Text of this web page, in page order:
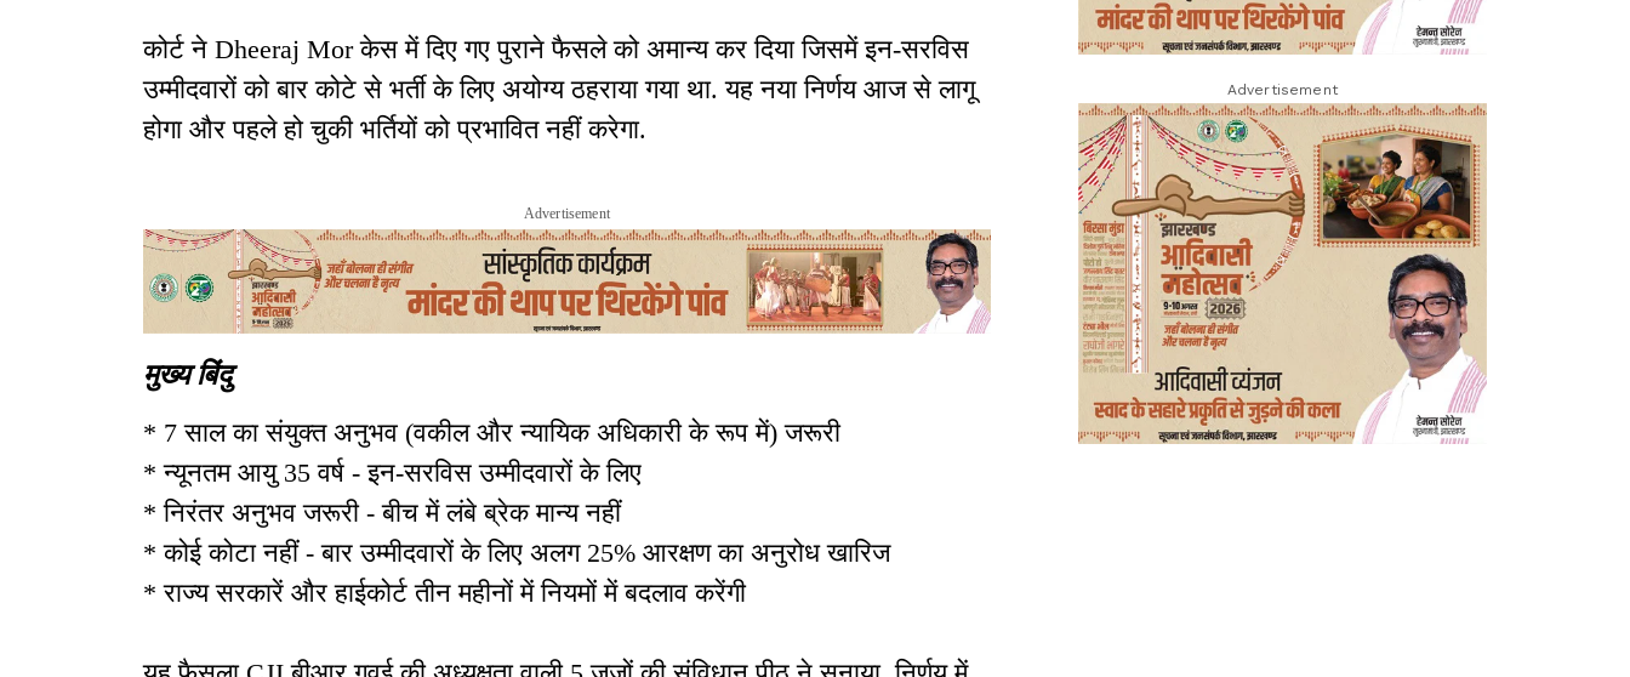
कोर्ट ने Dheeraj Mor केस में दिए गए पुराने फैसले को अमान्य कर दिया जिसमें इन-सरविस
उम्मीदवारों को बार कोटे से भर्ती के लिए अयोग्य ठहराया गया था. यह नया निर्णय आज से लागू
होगा और पहले हो चुकी भर्तियों को प्रभावित नहीं करेगा.
Advertisement
मुख्य बिंदु
* 7 साल का संयुक्त अनुभव (वकील और न्यायिक अधिकारी के रूप में) जरूरी
* न्यूनतम आयु 35 वर्ष - इन-सरविस उम्मीदवारों के लिए
* निरंतर अनुभव जरूरी - बीच में लंबे ब्रेक मान्य नहीं
* कोई कोटा नहीं - बार उम्मीदवारों के लिए अलग 25% आरक्षण का अनुरोध खारिज
* राज्य सरकारें और हाईकोर्ट तीन महीनों में नियमों में बदलाव करेंगी
Advertisement